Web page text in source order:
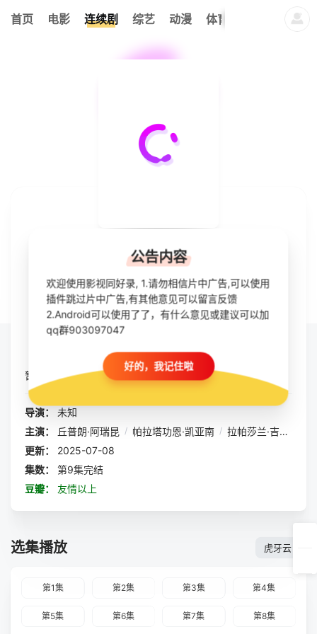
首页 电影 连续剧 综艺 动漫 体育 热
我的观影记录
暂无观看影片的记录
友情以上
2025 泰国 剧情 / 爱情 / 马泰剧 / 马泰
立即播放
暂无简介
导演：
未知
主演：
丘普朗·阿瑞昆 / 帕拉塔功恩·凯亚南 / 拉帕莎兰·吉拉威宋誊功
更新：
2025-07-08
集数：
第9集完结
豆瓣：
友情以上
选集播放 虎牙云
第1集 第2集 第3集 第4集
第5集 第6集 第7集 第8集
公告内容
欢迎使用影视同好录, 1.请勿相信片中广告,可以使用
插件跳过片中广告,有其他意见可以留言反馈
2.Android可以使用了了，有什么意见或建议可以加
qq群903097047
好的，我记住啦